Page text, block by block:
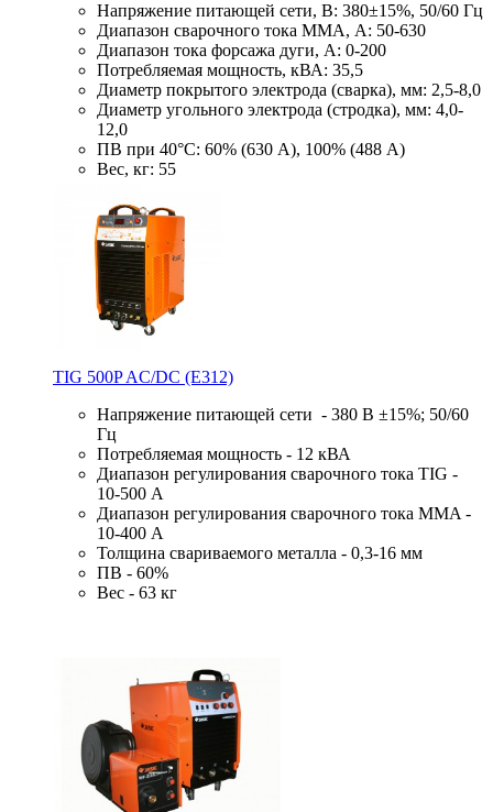
Напряжение питающей сети, В: 380±15%, 50/60 Гц
Диапазон сварочного тока MMA, А: 50-630
Диапазон тока форсажа дуги, А: 0-200
Потребляемая мощность, кВА: 35,5
Диаметр покрытого электрода (сварка), мм: 2,5-8,0
Диаметр угольного электрода (стродка), мм: 4,0-
12,0
ПВ при 40°С: 60% (630 А), 100% (488 А)
Вес, кг: 55
TIG 500P AC/DC (E312)
Напряжение питающей сети - 380 В ±15%; 50/60
Гц
Потребляемая мощность - 12 кВА
Диапазон регулирования сварочного тока TIG -
10-500 А
Диапазон регулирования сварочного тока MMA -
10-400 А
Толщина свариваемого металла - 0,3-16 мм
ПВ - 60%
Вес - 63 кг